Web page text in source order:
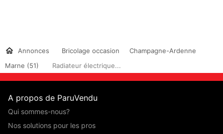
Annonces Bricolage occasion
Champagne-Ardenne
Marne (51)
Radiateur électrique...
A propos de ParuVendu
Qui sommes-nous?
Nos solutions pour les pros